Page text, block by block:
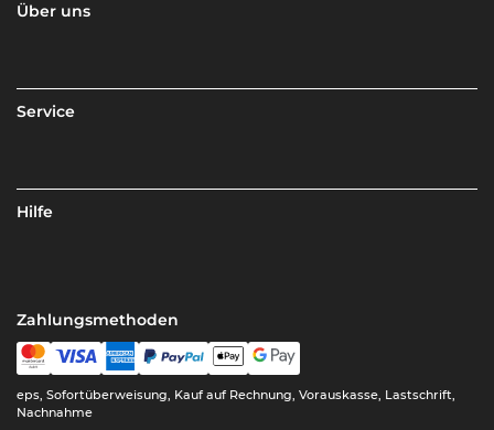
Über uns
Service
Hilfe
Zahlungsmethoden
eps, Sofortüberweisung, Kauf auf Rechnung, Vorauskasse, Lastschrift,
Nachnahme